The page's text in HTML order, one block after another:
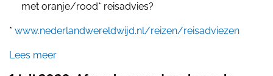
met oranje/rood* reisadvies?
* www.nederlandwereldwijd.nl/reizen/reisadviezen
Lees meer